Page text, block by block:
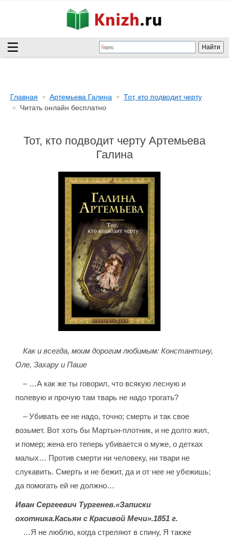
Главная Артемьева Галина
Тот, кто подводит черту
Читать онлайн бесплатно
Тот, кто подводит черту Артемьева
Галина
Как и всегда, моим дорогим любимым: Константину,
Оле, Захару и Паше
– …А как же ты говорил, что всякую лесную и
полевую и прочую там тварь не надо трогать?
– Убивать ее не надо, точно; смерть и так свое
возьмет. Вот хоть бы Мартын-плотник, и не долго жил,
и помер; жена его теперь убивается о муже, о детках
малых… Против смерти ни человеку, ни твари не
слукавить. Смерть и не бежит, да и от нее не убежишь;
да помогать ей не должно…
Иван Сергеевич Тургенев.«Записки
охотника.Касьян с Красивой Мечи».1851 г.
…Я не люблю, когда стреляют в спину, Я также